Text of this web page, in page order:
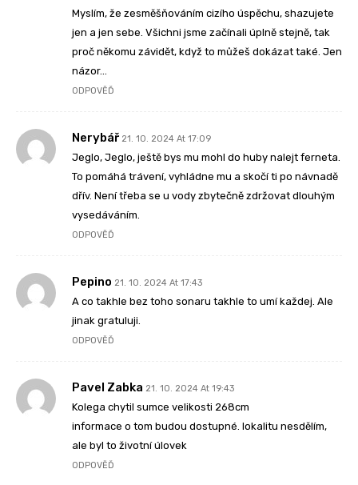
Myslím, že zesměšňováním cizího úspěchu, shazujete
jen a jen sebe. Všichni jsme začínali úplně stejně, tak
proč někomu závidět, když to můžeš dokázat také. Jen
názor…
ODPOVĚĎ
Nerybář 21. 10. 2024 At 17:09
Jeglo, Jeglo, ještě bys mu mohl do huby nalejt ferneta.
To pomáhá trávení, vyhládne mu a skočí ti po návnadě
dřív. Není třeba se u vody zbytečně zdržovat dlouhým
vysedáváním.
ODPOVĚĎ
Pepino 21. 10. 2024 At 17:43
A co takhle bez toho sonaru takhle to umí každej. Ale
jinak gratuluji.
ODPOVĚĎ
Pavel Zabka 21. 10. 2024 At 19:43
Kolega chytil sumce velikosti 268cm
informace o tom budou dostupné. lokalitu nesdělím,
ale byl to životní úlovek
ODPOVĚĎ